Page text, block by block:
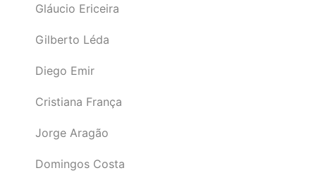
Gláucio Ericeira
Gilberto Léda
Diego Emir
Cristiana França
Jorge Aragão
Domingos Costa